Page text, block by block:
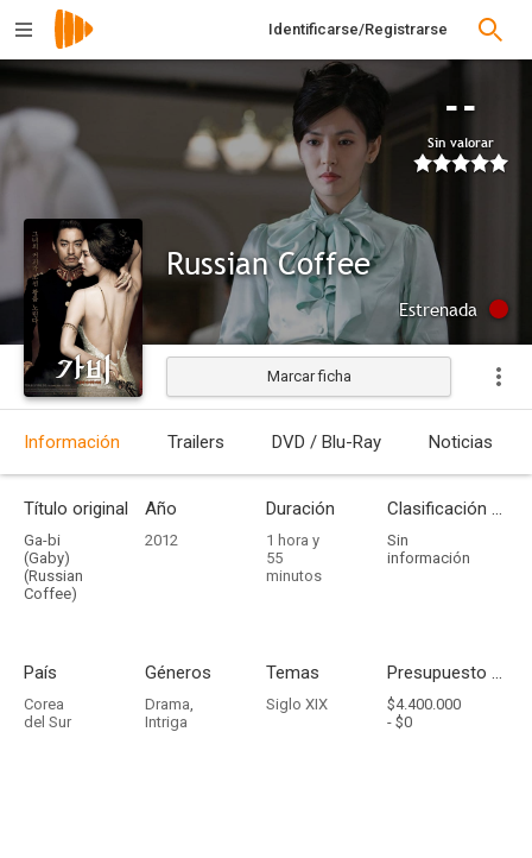
Identificarse/Registrarse
--
Sin valorar
Russian Coffee
Estrenada
Marcar ficha
Información Trailers DVD / Blu-Ray Noticias
Título original
Ga-bi
(Gaby)
(Russian
Coffee)
Año
2012
Duración
1 hora y
55
minutos
Clasificación por edades
Sin
información
País
Corea
del Sur
Géneros
Drama,
Intriga
Temas
Siglo XIX
Presupuesto - Ingresos
$4.400.000
- $0